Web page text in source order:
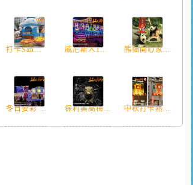
打卡San... 威尼斯人1... 熊貓開心家...
冬日姿彩 ... 保利美高梅... 中秋打卡熱...